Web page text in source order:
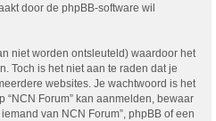
door de phpBB-software wil
niet worden ontsleuteld) waardoor het
Toch is het niet aan te raden dat je
websites. Je wachtwoord is het
Forum” kan aanmelden, bewaar
van NCN Forum”, phpBB of een